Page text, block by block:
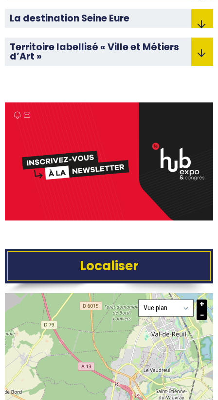
La destination Seine Eure
Territoire labellisé « Ville et Métiers
d’Art »
Localiser
+
−